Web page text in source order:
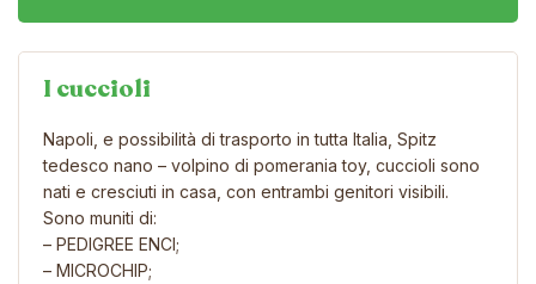
I cuccioli
Napoli, e possibilità di trasporto in tutta Italia, Spitz
tedesco nano – volpino di pomerania toy, cuccioli sono
nati e cresciuti in casa, con entrambi genitori visibili.
Sono muniti di:
– PEDIGREE ENCI;
– MICROCHIP;